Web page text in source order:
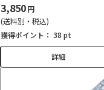
3,850円
(送料別・税込)
獲得ポイント： 38 pt
詳細